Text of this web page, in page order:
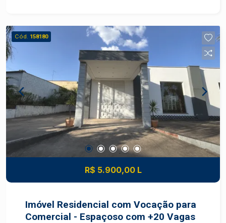
Cód. 158180
R$ 5.900,00 L
Imóvel Residencial com Vocação para
Comercial - Espaçoso com +20 Vagas